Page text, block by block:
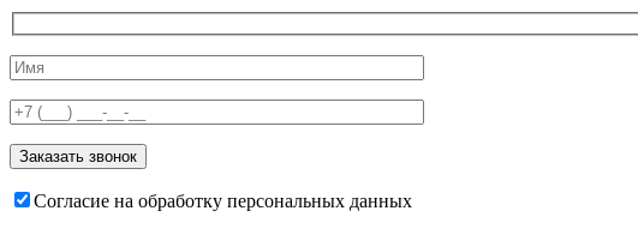
Согласие на обработку персональных данных